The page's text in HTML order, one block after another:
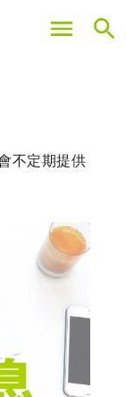
不定期提供